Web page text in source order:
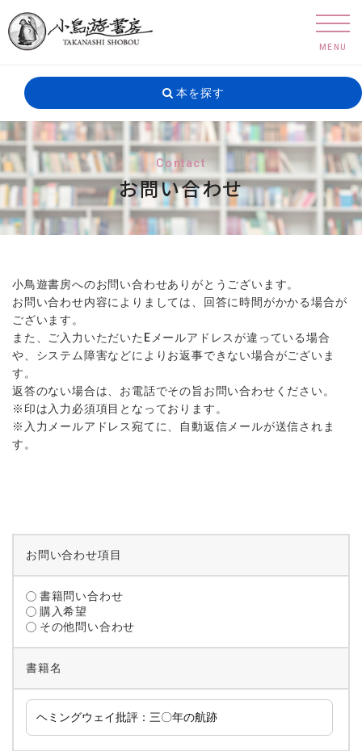
本を探す
Contact
お問い合わせ
小鳥遊書房へのお問い合わせありがとうございます。
お問い合わせ内容によりましては、回答に時間がかかる場合が
ございます。
また、ご入力いただいたEメールアドレスが違っている場合
や、システム障害などによりお返事できない場合がございま
す。
返答のない場合は、お電話でその旨お問い合わせください。
※印は入力必須項目となっております。
※入力メールアドレス宛てに、自動返信メールが送信されま
す。
お問い合わせ項目
書籍問い合わせ
購入希望
その他問い合わせ
書籍名
MENU